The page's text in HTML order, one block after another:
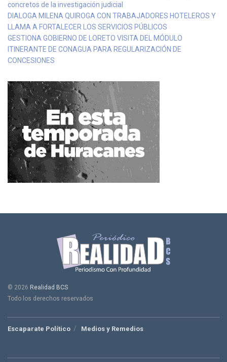
concretos de la investigación judicial
DIALOGA MILENA QUIROGA CON TRABAJADORES HOTELEROS Y
LLAMA A FORTALECER LOS SERVICIOS PÚBLICOS
GESTIONA GOBIERNO DE LORETO VISITA DEL MÓDULO
ITINERANTE DE CONAGUA PARA REGULARIZACIÓN DE
CONCESIONES
© 2026 Realidad BCS
Todo los derechos reservados
Escaparate Político Medios y Remedios